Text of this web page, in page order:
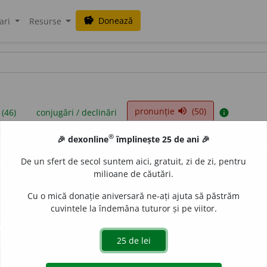
Resurse savings Donează
conjugări / declinări pronunție volume_up (50) info
sunt compilate de echipa dexonline. Definițiile originale se
reordona filele pe pagina depreferințe.
surse
🎉 dexonline® împlinește 25 de ani 🎉
De un sfert de secol suntem aici, gratuit, zi de zi, pentru
milioane de căutări.
Cu o mică donație aniversară ne-ați ajuta să păstrăm
cuvintele la îndemâna tuturor și pe viitor.